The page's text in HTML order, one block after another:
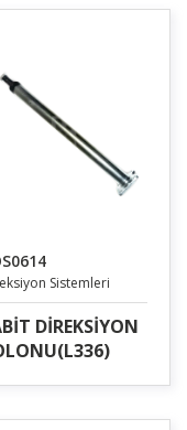
Sistemleri
DİREKSİYON